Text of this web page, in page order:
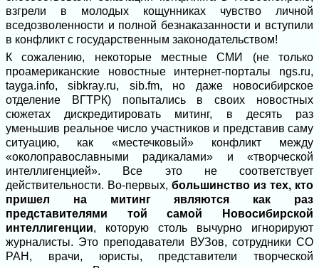
взгрели в молодых кощунниках чувство личной
вседозволенности и полной безнаказанности и вступили
в конфликт с государственным законодательством!
К сожалению, некоторые местные СМИ (не только
проамериканские новостные интернет-порталы ngs.ru,
tayga.info, sibkray.ru, sib.fm, но даже новосибирское
отделение ВГТРК) попытались в своих новостных
сюжетах дискредитировать митинг, в десять раз
уменьшив реальное число участников и представив саму
ситуацию, как «местечковый» конфликт между
«околоправославными радикалами» и «творческой
интеллигенцией». Все это не соответствует
действительности. Во-первых, большинство из тех, кто
пришел на митинг являются как раз
представителями той самой Новосибирской
интеллигенции, которую столь вычурно игнорируют
журналисты. Это преподаватели ВУЗов, сотрудники СО
РАН, врачи, юристы, представители творческой